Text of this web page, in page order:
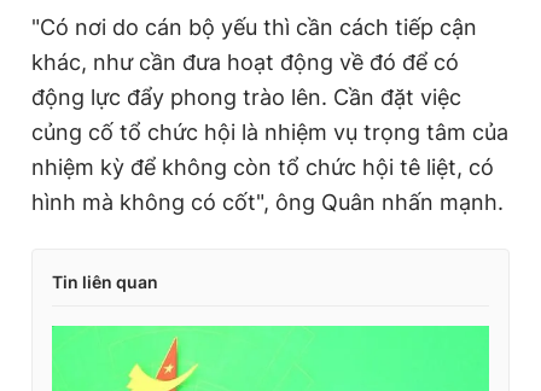
"Có nơi do cán bộ yếu thì cần cách tiếp cận
khác, như cần đưa hoạt động về đó để có
động lực đẩy phong trào lên. Cần đặt việc
củng cố tổ chức hội là nhiệm vụ trọng tâm của
nhiệm kỳ để không còn tổ chức hội tê liệt, có
hình mà không có cốt", ông Quân nhấn mạnh.
Tin liên quan